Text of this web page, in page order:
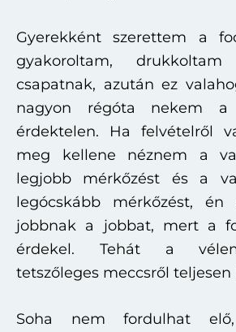
Gyerekként szerettem a
gyakoroltam,
csapatnak, azután ez
nagyon régóta nekem a
érdektelen. Ha felvételről
meg kellene néznem a
legjobb mérkőzést és a
legócskább mérkőzést,
jobbnak a jobbat, mert a
érdekel. Tehát a
tetszőleges meccsről
Soha nem fordulhat